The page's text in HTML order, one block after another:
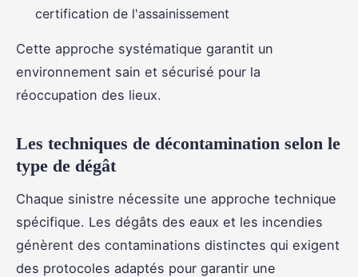
certification de l'assainissement
Cette approche systématique garantit un
environnement sain et sécurisé pour la
réoccupation des lieux.
Les techniques de décontamination selon le
type de dégât
Chaque sinistre nécessite une approche technique
spécifique. Les dégâts des eaux et les incendies
génèrent des contaminations distinctes qui exigent
des protocoles adaptés pour garantir une